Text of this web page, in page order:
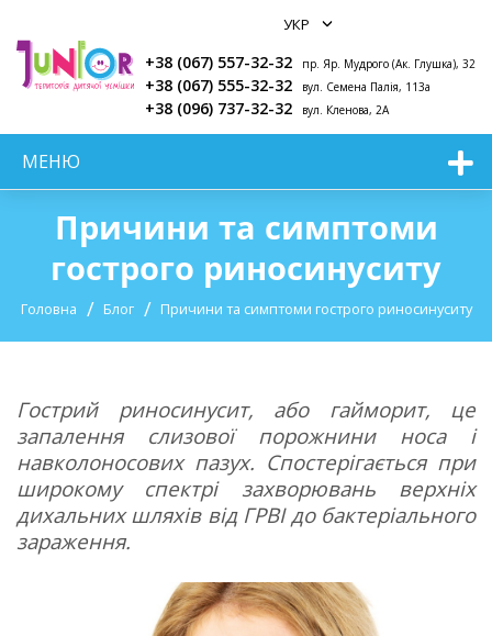
+38 (067) 557-32-32 пр. Яр. Мудрого (Ак. Глушка), 32
+38 (067) 555-32-32 вул. Семена Палія, 113а
+38 (096) 737-32-32 вул. Кленова, 2А
МЕНЮ
Причини та симптоми
гострого риносинуситу
Головна Блог Причини та симптоми гострого риносинуситу
Гострий риносинусит, або гайморит, це
запалення слизової порожнини носа і
навколоносових пазух. Спостерігається при
широкому спектрі захворювань верхніх
дихальних шляхів від ГРВІ до бактеріального
зараження.